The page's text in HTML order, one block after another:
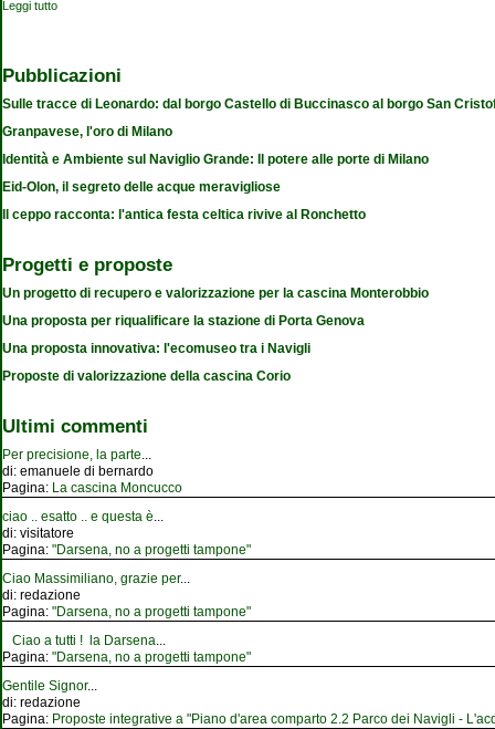
Leggi tutto
Pubblicazioni
Sulle tracce di Leonardo: dal borgo Castello di Buccinasco al borgo San
Granpavese, l'oro di Milano
Identità e Ambiente sul Naviglio Grande: Il potere alle porte di Milano
Eid-Olon, il segreto delle acque meravigliose
Il ceppo racconta: l'antica festa celtica rivive al Ronchetto
Progetti e proposte
Un progetto di recupero e valorizzazione per la cascina Monterobbio
Una proposta per riqualificare la stazione di Porta Genova
Una proposta innovativa: l'ecomuseo tra i Navigli
Proposte di valorizzazione della cascina Corio
Ultimi commenti
Per precisione, la parte...
di: emanuele di bernardo
Pagina: La cascina Moncucco
ciao .. esatto .. e questa è...
di: visitatore
Pagina: "Darsena, no a progetti tampone"
Ciao Massimiliano, grazie per...
di: redazione
Pagina: "Darsena, no a progetti tampone"
Ciao a tutti ! la Darsena...
Pagina: "Darsena, no a progetti tampone"
Gentile Signor...
di: redazione
Pagina: Proposte integrative a "Piano d'area comparto 2.2 Parco dei Navigli -